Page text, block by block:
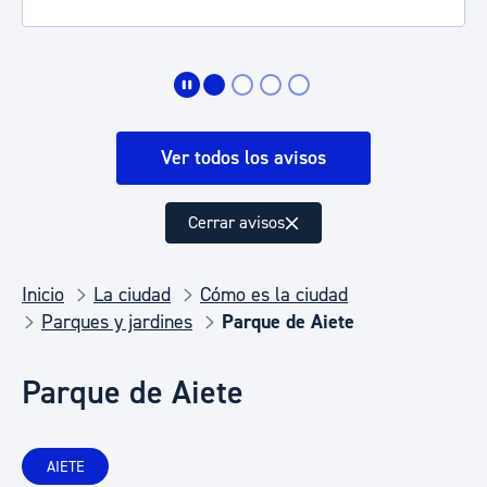
Ver todos los avisos
Cerrar avisos
Inicio La ciudad
Cómo es la ciudad
Parques y jardines
Parque de Aiete
Parque de Aiete
AIETE